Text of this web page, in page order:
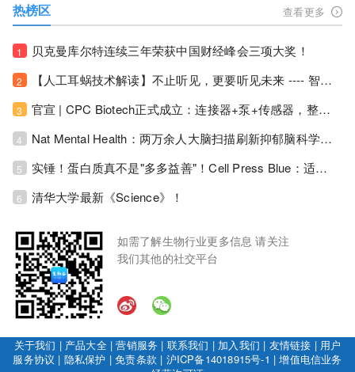
热榜区 查看更多
1 贝克曼库尔特连续三年荣获中国财经峰会三项大奖！
2 【人工耳蜗技术解读】不止听见，更要听见未来 ---- 智能耳蜗，开启人工耳蜗技术新纪元！
3 官宣 | CPC Biotech正式成立：连接器+泵+传感器，整合生物制药流体管理解决方案！
4 Nat Mental Health：两万余人大脑扫描刷新抑郁脑科学认知！抑郁不只是情绪病，视觉、运动脑区同步受损！
5 实锤！蛋白质真不是"多多益善"！Cell Press Blue：适度限蛋白，反而拉长健康寿命！
6 清华大学最新《Science》！
如需了解生物行业更多信息 请关注
我们其他的社交平台
关于我们 | 产品大全|营销服务 | 联系我们 | 加入我们 | 友情链接 | 用户
服务协议 | 隐私保护 |免责条款 | 沪ICP备14018915号-1 |增值电信业务